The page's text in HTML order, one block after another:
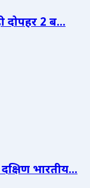
दोपहर 2 ब...
भारतीय...